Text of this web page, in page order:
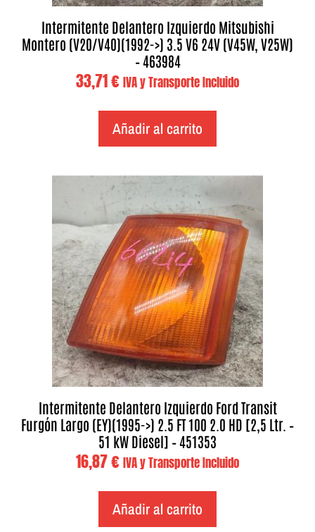
Intermitente Delantero Izquierdo Mitsubishi
Montero (V20/V40)(1992->) 3.5 V6 24V (V45W, V25W)
– 463984
33,71€ IVA y Transporte Incluido
Añadir al carrito
Intermitente Delantero Izquierdo Ford Transit
Furgón Largo (EY)(1995->) 2.5 FT 100 2.0 HD [2,5 Ltr. –
51 kW Diesel] – 451353
16,87€ IVA y Transporte Incluido
Añadir al carrito